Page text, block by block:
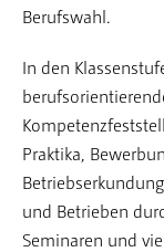
Berufswahl.
In den
Praktika,
und Betrieben
Seminaren und